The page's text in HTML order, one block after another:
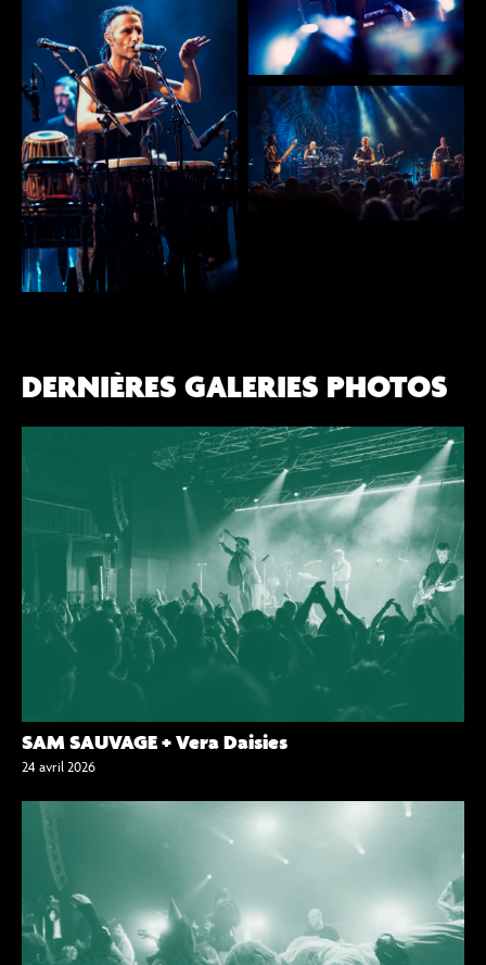
DERNIÈRES GALERIES PHOTOS
SAM SAUVAGE + Vera Daisies
24 avril 2026